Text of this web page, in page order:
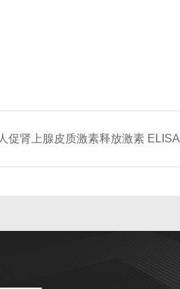
人促肾上腺皮质激素释放激素 ELISA试剂盒